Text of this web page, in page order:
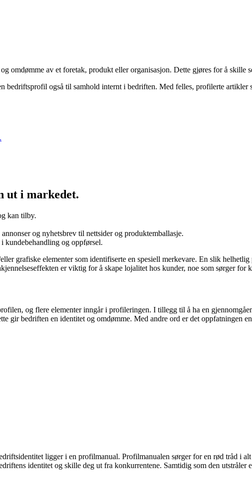
omdømme av et foretak, produkt eller organisasjon. Dette gjøres for å skille
bedriftsprofil også til samhold internt i bedriften. Med felles, profilerte artikler
ut i markedet.
kan tilby.
og nyhetsbrev til nettsider og produktemballasje.
kundebehandling og oppførsel.
grafiske elementer som identifiserte en spesiell merkevare. En slik
er viktig for å skape lojalitet hos kunder, noe som sørger for
og flere elementer inngår i profileringen. I tillegg til å ha en
gir bedriften en identitet og omdømme. Med andre ord er det oppfatningen
ligger i en profilmanual. Profilmanualen sørger for en rød tråd i
identitet og skille deg ut fra konkurrentene. Samtidig som den